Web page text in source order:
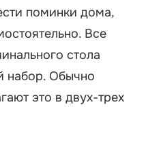
поминки дома,
Все
стола
набор. Обычно
это в двух-трех